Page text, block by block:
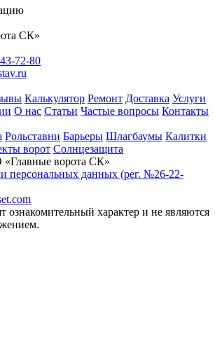
СК»
72-80
Калькулятор Ремонт Доставка Услуги
О нас Статьи Частые вопросы Контакты
Рольставни Барьеры Шлагбаумы Калитки
ворот Солнцезащита
ворота СК»
персональных данных (рег. №26-22-
ознакомительный характер и не являются